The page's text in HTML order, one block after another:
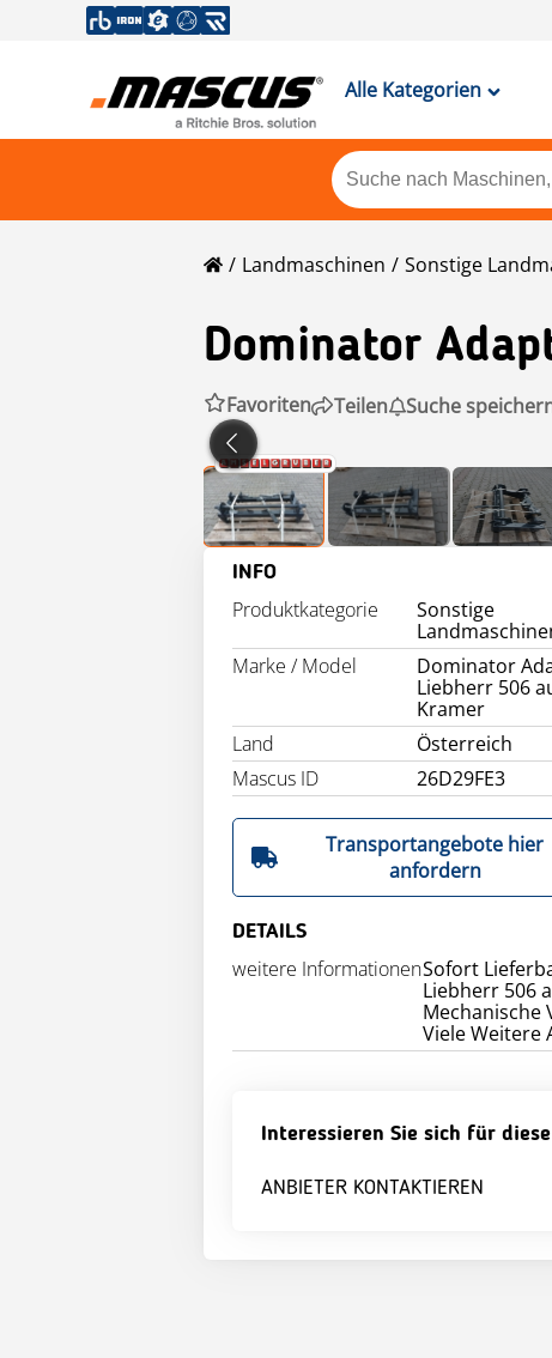
Alle Kategorien
Landmaschinen Sonstige
Dominator
Favoriten Teilen Suche
INFO
Produktkategorie
Sonstige
Marke / Model
Dominator
Liebherr 506
Kramer
Land
Österreich
Mascus ID
26D29FE3
Transportangebote hier
anfordern
DETAILS
weitere InformationenSofort
Liebherr 506
Mechanische
Viele Weitere
Interessieren Sie sich für
ANBIETER KONTAKTIEREN